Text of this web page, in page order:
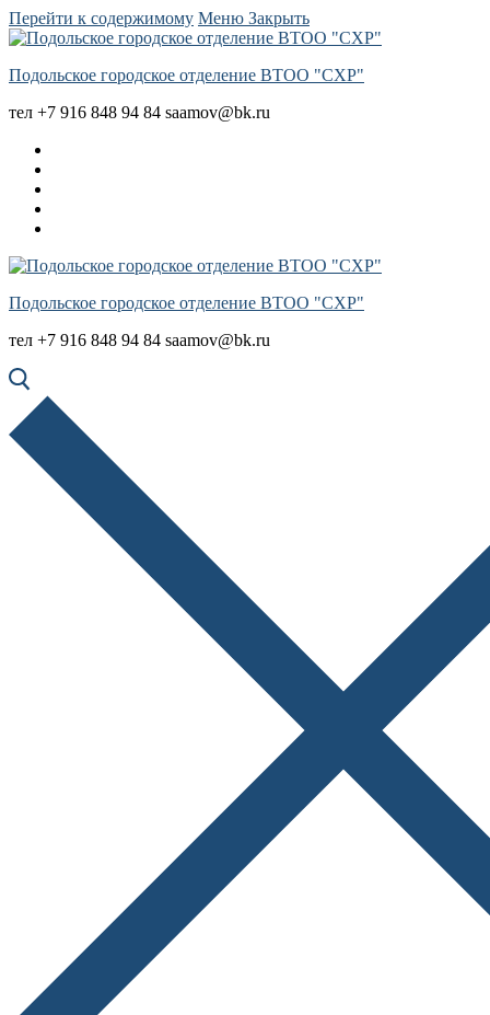
Перейти к содержимому Меню Закрыть
Подольское городское отделение ВТОО "СХР"
тел +7 916 848 94 84 saamov@bk.ru
Подольское городское отделение ВТОО "СХР"
тел +7 916 848 94 84 saamov@bk.ru